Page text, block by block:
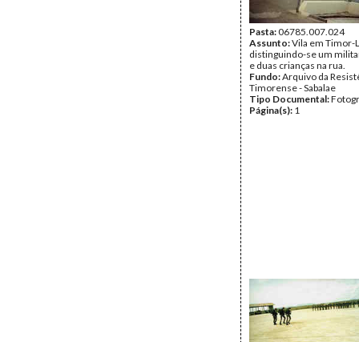
Pasta:06785.007.024
Assunto:Vila em Timor-
distinguindo-se um
e duas crianças na rua.
Fundo:Arquivo da
Timorense - Sabalae
Tipo Documental:
Página(s): 1